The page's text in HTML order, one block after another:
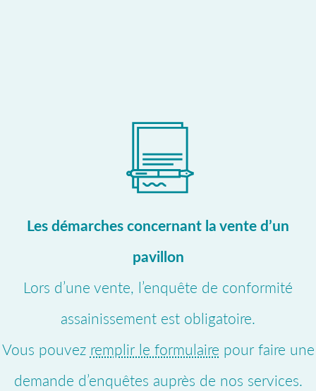
Les démarches concernant la vente d’un
pavillon
Lors d’une vente, l’enquête de conformité
assainissement est obligatoire.
Vous pouvez remplir le formulaire pour faire une
demande d’enquêtes auprès de nos services.